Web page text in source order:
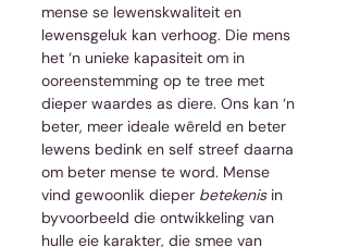
mense se lewenskwaliteit en
lewensgeluk kan verhoog. Die mens
het ‘n unieke kapasiteit om in
ooreenstemming op te tree met
dieper waardes as diere. Ons kan ‘n
beter, meer ideale wêreld en beter
lewens bedink en self streef daarna
om beter mense te word. Mense
vind gewoonlik dieper betekenis in
byvoorbeeld die ontwikkeling van
hulle eie karakter, die smee van